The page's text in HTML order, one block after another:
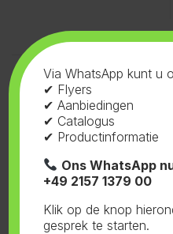
Voeding, Ferro,PK Booster
Naturel
PK Booster Naturel 10L
Via WhatsApp kunt u
✔ Flyers
✔ Aanbiedingen
✔ Catalogus
✔ Productinformatie
Ons WhatsApp
+49 2157 1379 00
Klik op de knop
gesprek te starten.